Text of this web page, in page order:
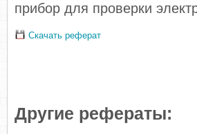
прибор для проверки
Скачать реферат
Другие рефераты: